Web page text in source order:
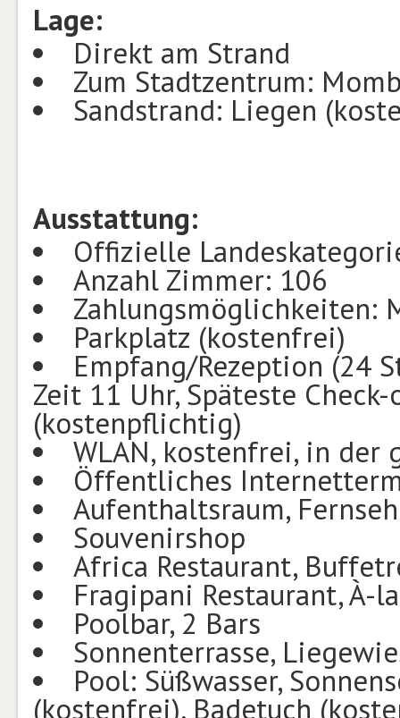
Lage:
Direkt am Strand
Zum Stadtzentrum:
Sandstrand: Liegen
Ausstattung:
Offizielle
Anzahl Zimmer: 106
Zahlungsmöglichkeiten:
Parkplatz (kostenfrei)
Empfang/Rezeption (24
Zeit 11 Uhr, Späteste
(kostenpflichtig)
WLAN, kostenfrei, in der
Öffentliches
Aufenthaltsraum,
Souvenirshop
Africa Restaurant,
Fragipani Restaurant, À-
Poolbar, 2 Bars
Sonnenterrasse,
Pool: Süßwasser,
(kostenfrei), Badetuch